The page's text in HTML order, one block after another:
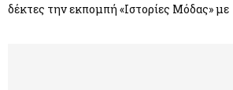
δέκτες την εκπομπή «Ιστορίες Μόδας» με